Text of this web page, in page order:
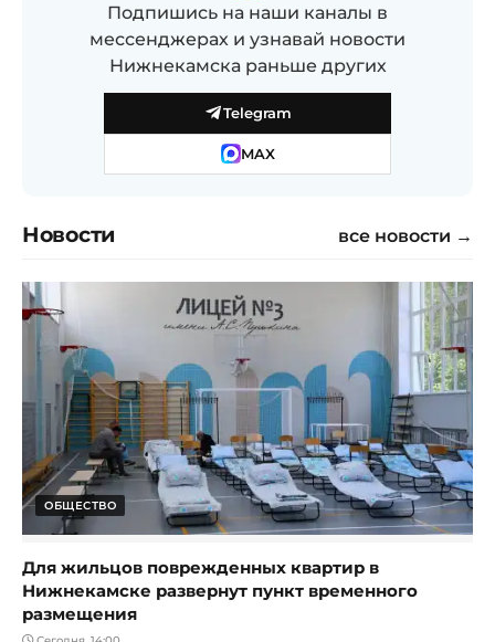
Подпишись на наши каналы в
мессенджерах и узнавай новости
Нижнекамска раньше других
Telegram
MAX
Новости все новости →
ОБЩЕСТВО
Для жильцов поврежденных квартир в
Нижнекамске развернут пункт временного
размещения